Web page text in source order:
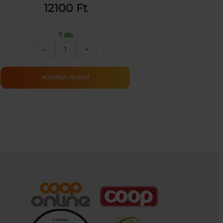
12100 Ft
7 db
–
Nagyméretű
rendőr
játékhajó
+
KOSÁRBA TESZEM